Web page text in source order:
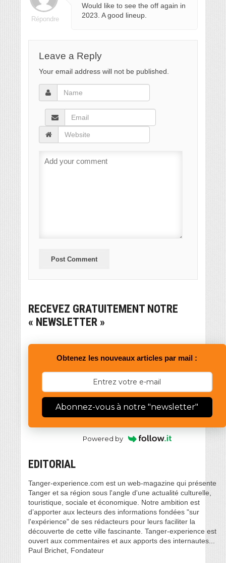
Would like to see the off again in
2023. A good lineup.
Répondre
Leave a Reply
Your email address will not be published.
RECEVEZ GRATUITEMENT NOTRE
« NEWSLETTER »
Obtenez les nouveaux articles par mail :
Abonnez-vous à notre "newsletter"
Powered by
EDITORIAL
Tanger-experience.com est un web-magazine qui présente
Tanger et sa région sous l'angle d'une actualité culturelle,
touristique, sociale et économique. Notre ambition est
d’apporter aux lecteurs des informations fondées "sur
l'expérience" de ses rédacteurs pour leurs faciliter la
découverte de cette ville fascinante. Tanger-experience est
ouvert aux commentaires et aux apports des internautes...
Paul Brichet, Fondateur